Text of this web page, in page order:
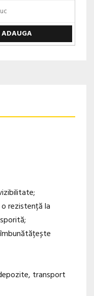
ADAUGA
rezistență la
transport